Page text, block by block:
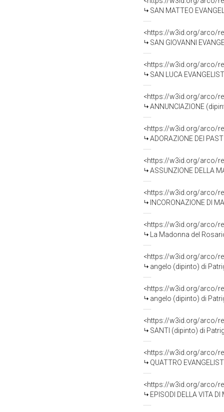
SAN MATTEO
<https://w3id.org/arco/
SAN GIOVANNI
<https://w3id.org/arco/
SAN LUCA
<https://w3id.org/arco/
ANNUNCIAZIONE
<https://w3id.org/arco/
ADORAZIONE DEI
<https://w3id.org/arco/
ASSUNZIONE DELLA
<https://w3id.org/arco/
INCORONAZIONE DI
<https://w3id.org/arco/
La Madonna del
<https://w3id.org/arco/
angelo (dipinto) di
<https://w3id.org/arco/
angelo (dipinto) di
<https://w3id.org/arco/
SANTI (dipinto) di
<https://w3id.org/arco/
QUATTRO
<https://w3id.org/arco/
EPISODI DELLA VITA